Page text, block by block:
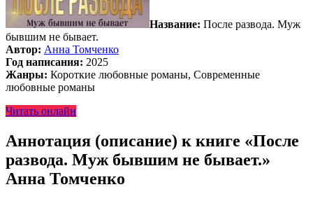
Название: После развода. Муж
бывшим не бывает.
Автор: Анна Томченко
Год написания: 2025
Жанры: Короткие любовные романы, Современные
любовные романы
Читать онлайн
Аннотация (описание) к книге «После
развода. Муж бывшим не бывает.»
Анна Томченко